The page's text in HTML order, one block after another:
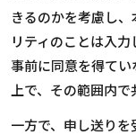
きるのかを考慮し
リティのことは入力
事前に同意を得て
上で、その範囲内で
一方で、申し送り